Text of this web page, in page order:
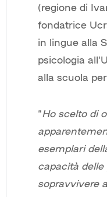
(regione di
fondatrice
in lingue alla
psicologia
alla scuola
“Ho scelto di
esemplari
capacità delle
sopravvivere